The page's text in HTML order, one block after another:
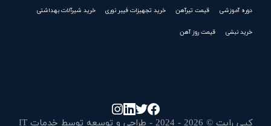
دوره آموزشی قیمت تیرآهن خرید تجهیزات فیبر نوری خرید شیرآلات بهداشتی
خرید نبشی قیمت روز آهن
کپی رایت © 2026 - 2024 - طراحی و توسعه توسط خدمات IT